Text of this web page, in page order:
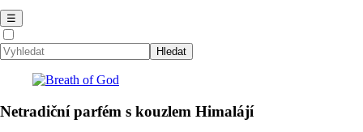
☰
Netradiční parfém s kouzlem Himalájí